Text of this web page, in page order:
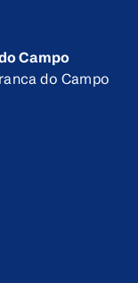
Campo
do Campo